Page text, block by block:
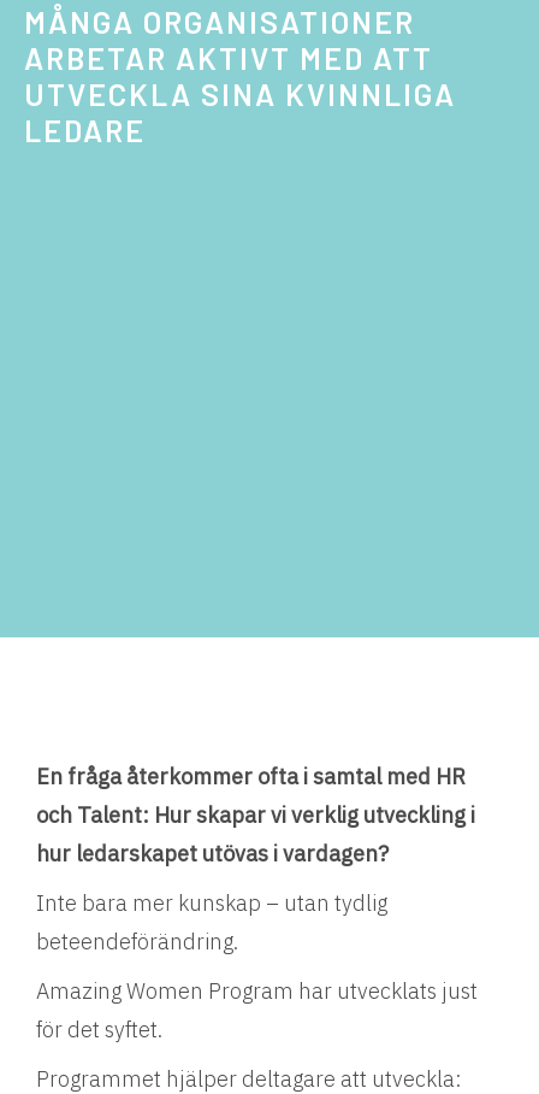
MÅNGA ORGANISATIONER
ARBETAR AKTIVT MED ATT
UTVECKLA SINA KVINNLIGA
LEDARE
En fråga återkommer ofta i samtal med HR
och Talent: Hur skapar vi verklig utveckling i
hur ledarskapet utövas i vardagen?
Inte bara mer kunskap – utan tydlig
beteendeförändring.
Amazing Women Program har utvecklats just
för det syftet.
Programmet hjälper deltagare att utveckla: